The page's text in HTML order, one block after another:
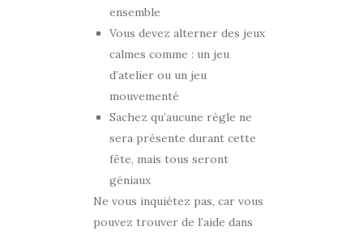
ensemble
Vous devez alterner des jeux
calmes comme : un jeu
d’atelier ou un jeu
mouvementé
Sachez qu’aucune règle ne
sera présente durant cette
fête, mais tous seront
géniaux
Ne vous inquiétez pas, car vous
pouvez trouver de l’aide dans